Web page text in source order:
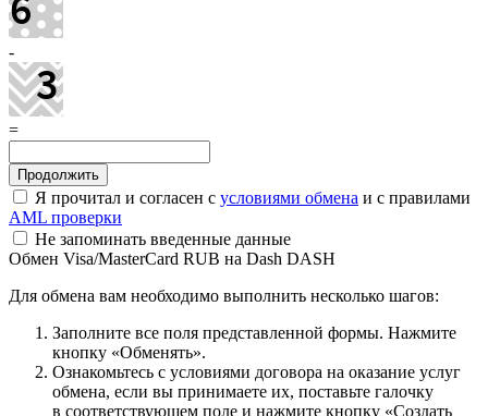
-
=
Я прочитал и согласен с условиями обмена и с правилами
AML проверки
Не запоминать введенные данные
Обмен Visa/MasterCard RUB на Dash DASH
Для обмена вам необходимо выполнить несколько шагов:
Заполните все поля представленной формы. Нажмите
кнопку «Обменять».
Ознакомьтесь с условиями договора на оказание услуг
обмена, если вы принимаете их, поставьте галочку
в соответствующем поле и нажмите кнопку «Создать